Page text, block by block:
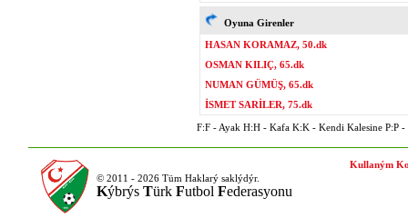
Oyuna Girenler
HASAN KORAMAZ, 50.dk
OSMAN KILIÇ, 65.dk
NUMAN GÜMÜŞ, 65.dk
İSMET SARİLER, 75.dk
F:F - Ayak H:H - Kafa K:K - Kendi Kalesine P:P -
© 2011 - 2026 Tüm Haklarý saklýdýr.
Kýbrýs Türk Futbol Federasyonu
Kullaným